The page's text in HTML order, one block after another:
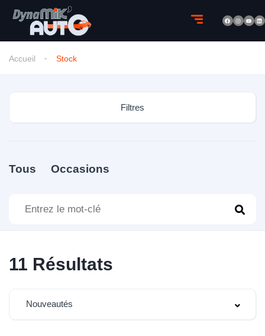
Accueil Stock
Filtres
Tous Occasions
11 Résultats
Nouveautés